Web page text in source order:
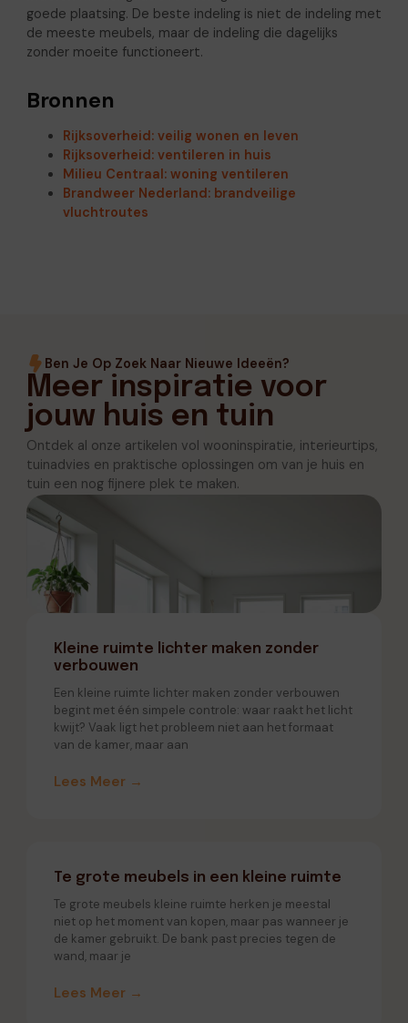
goede plaatsing. De beste indeling is niet de indeling met
de meeste meubels, maar de indeling die dagelijks
zonder moeite functioneert.
Bronnen
Rijksoverheid: veilig wonen en leven
Rijksoverheid: ventileren in huis
Milieu Centraal: woning ventileren
Brandweer Nederland: brandveilige
vluchtroutes
Ben Je Op Zoek Naar Nieuwe Ideeën?
Meer inspiratie voor
jouw huis en tuin
Ontdek al onze artikelen vol wooninspiratie, interieurtips,
tuinadvies en praktische oplossingen om van je huis en
tuin een nog fijnere plek te maken.
Kleine ruimte lichter maken zonder
verbouwen
Een kleine ruimte lichter maken zonder verbouwen
begint met één simpele controle: waar raakt het licht
kwijt? Vaak ligt het probleem niet aan het formaat
van de kamer, maar aan
Lees Meer →
Te grote meubels in een kleine ruimte
Te grote meubels kleine ruimte herken je meestal
niet op het moment van kopen, maar pas wanneer je
de kamer gebruikt. De bank past precies tegen de
wand, maar je
Lees Meer →